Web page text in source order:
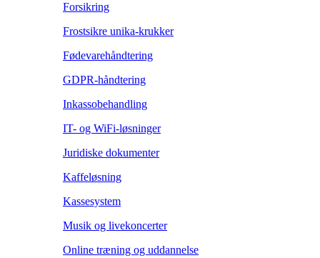
Forsikring
Frostsikre unika-krukker
Fødevarehåndtering
GDPR-håndtering
Inkassobehandling
IT- og WiFi-løsninger
Juridiske dokumenter
Kaffeløsning
Kassesystem
Musik og livekoncerter
Online træning og uddannelse